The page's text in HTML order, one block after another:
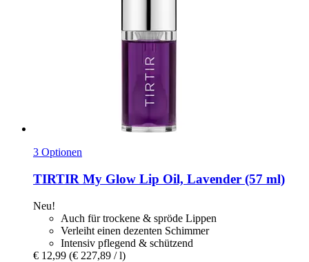
3 Optionen
TIRTIR My Glow Lip Oil, Lavender (57 ml)
Neu!
Auch für trockene & spröde Lippen
Verleiht einen dezenten Schimmer
Intensiv pflegend & schützend
€ 12,99 (€ 227,89 / l)